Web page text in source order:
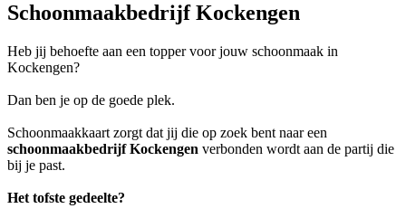
Schoonmaakbedrijf Kockengen
Heb jij behoefte aan een topper voor jouw schoonmaak in
Kockengen?
Dan ben je op de goede plek.
Schoonmaakkaart zorgt dat jij die op zoek bent naar een
schoonmaakbedrijf Kockengen verbonden wordt aan de partij die
bij je past.
Het tofste gedeelte?